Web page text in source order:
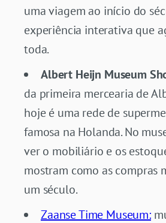
uma viagem ao início do
experiência interativa que
toda.
Albert Heijn Museum
da primeira mercearia de
hoje é uma rede de
famosa na Holanda. No
ver o mobiliário e os
mostram como as compras
um século.
Zaanse Time Museum: